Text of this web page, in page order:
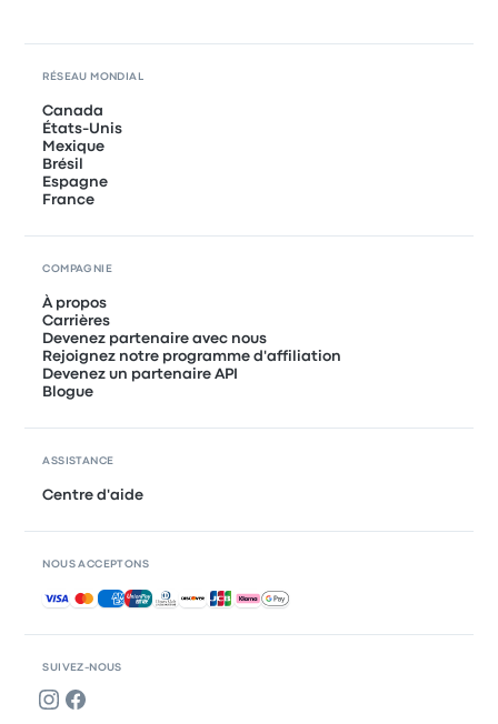
SUIVEZ-NOUS
RÉSEAU MONDIAL
Canada
États-Unis
Mexique
Brésil
Espagne
France
COMPAGNIE
À propos
Carrières
Devenez partenaire avec nous
Rejoignez notre programme d'affiliation
Devenez un partenaire API
Blogue
ASSISTANCE
Centre d'aide
NOUS ACCEPTONS
Paiements acceptés